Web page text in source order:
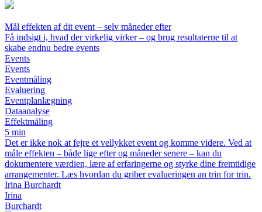
Mål effekten af dit event – selv måneder efter
Få indsigt i, hvad der virkelig virker – og brug resultaterne til at
skabe endnu bedre events
Events
Events
Eventmåling
Evaluering
Eventplanlægning
Dataanalyse
Effektmåling
5 min
Det er ikke nok at fejre et vellykket event og komme videre. Ved at
måle effekten – både lige efter og måneder senere – kan du
dokumentere værdien, lære af erfaringerne og styrke dine fremtidige
arrangementer. Læs hvordan du griber evalueringen an trin for trin.
Irina Burchardt
Irina
Burchardt